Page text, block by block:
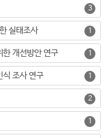
3
실태조사 1
한 개선방안 연구 1
식 조사 연구 1
2
1